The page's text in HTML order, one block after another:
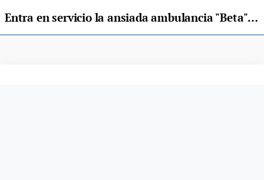
Entra en servicio la ansiada ambulancia "Beta" de Villaviciosa